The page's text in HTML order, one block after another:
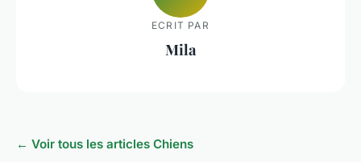
ECRIT PAR
Mila
← Voir tous les articles Chiens